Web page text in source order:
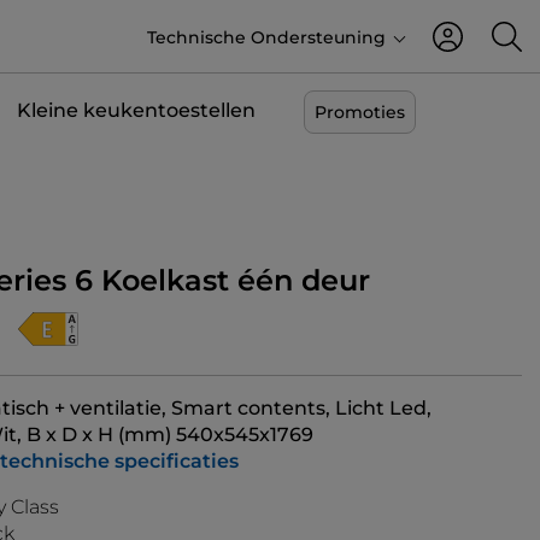
Technische Ondersteuning
Kleine keukentoestellen Promoties
6 Koelkast één deur
+ ventilatie, Smart contents, Licht Led,
B x D x H (mm) 540x545x1769
specificaties
Class